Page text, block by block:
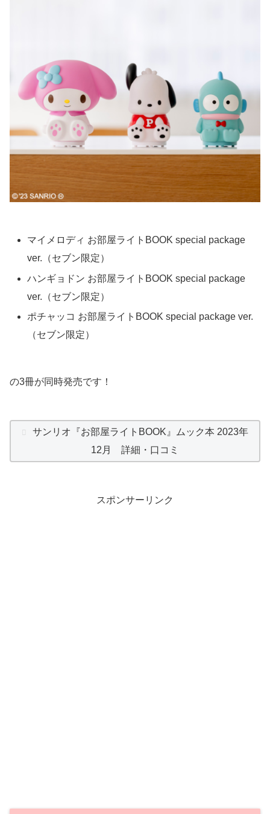
マイメロディ お部屋ライトBOOK special package
ver.（セブン限定）
ハンギョドン お部屋ライトBOOK special package
ver.（セブン限定）
ポチャッコ お部屋ライトBOOK special package ver.
（セブン限定）
の3冊が同時発売です！
サンリオ『お部屋ライトBOOK』ムック本 2023年
12月 詳細・口コミ
スポンサーリンク